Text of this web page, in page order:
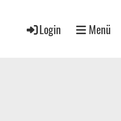
Login Menü